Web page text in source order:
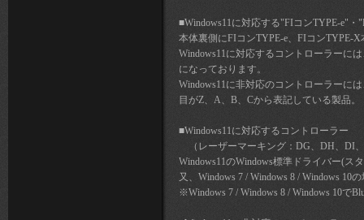
■Windows11に対応する"FIコンTYPE-e"
本体裏側にFIコンTYPE-e、FIコンTYPE-
Windows11に対応するコントローラーに
になっております。
Windows11に非対応のコントローラーに
目がZ、A、B、Cから表記している製品。
■Windows11に対応するコントローラー
（レーザーマーキング：DG、DH、DI
Windows11のWindows標準ドライバー(ス
又、Windows 7 / Windows 8 / Windows
※Windows 7 / Windows 8 / Windows 10で